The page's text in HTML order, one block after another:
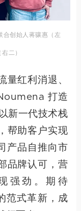
创始人蒋骧惠（左
二）
量红利消退、
打造
新一代技术栈
帮助客户实现
产品自推向市
品牌认可，营
强劲。期待
范式革新，成